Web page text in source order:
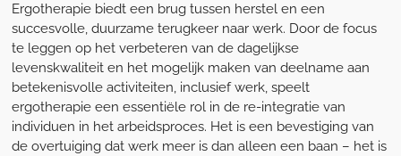
Ergotherapie biedt een brug tussen herstel en een
succesvolle, duurzame terugkeer naar werk. Door de focus
te leggen op het verbeteren van de dagelijkse
levenskwaliteit en het mogelijk maken van deelname aan
betekenisvolle activiteiten, inclusief werk, speelt
ergotherapie een essentiële rol in de re-integratie van
individuen in het arbeidsproces. Het is een bevestiging van
de overtuiging dat werk meer is dan alleen een baan – het is